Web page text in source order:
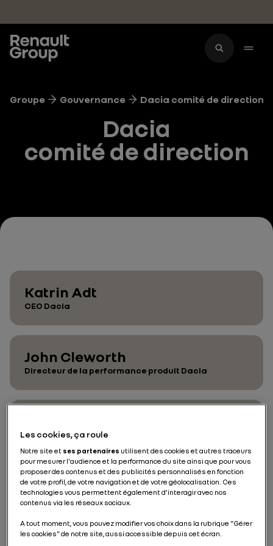
Groupe Gouvernance Dacia comité de direction
Dacia
comité de direction
Katrin Adt
CEO Dacia
John Cleworth
Directeur de la performance produit Dacia
Directeur industrie Dacia
David Durand
Directeur Design Dacia
Les cookies, ça roule
Notre site et ses partenaires utilisent des cookies et autres traceurs
pour mesurer l'audience et la performance du site ainsi que pour vous
proposer des contenus et des publicités personnalisés en fonction
de votre profil, de votre navigation et de votre géolocalisation. Ces
technologies vous permettent également d’interagir avec nos
contenus via les réseaux sociaux.
A tout moment, vous pouvez modifier vos choix dans la rubrique "Gérer
les cookies" de notre site, aussi accessible depuis cet écran.